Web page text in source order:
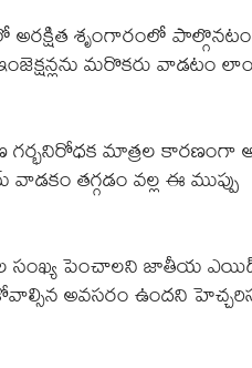
అరక్షిత శృంగారంలో
మరొకరు వాడటం
గర్భనిరోధక మాత్రల కారణంగా
తగ్గడం వల్ల ఈ ముప్పు
సంఖ్య పెంచాలని జాతీయ
అవసరం ఉందని